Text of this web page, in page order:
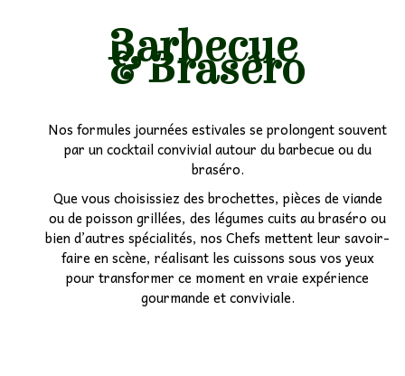
Barbecue
& Braséro
Nos formules journées estivales se prolongent souvent
par un cocktail convivial autour du barbecue ou du
braséro.
Que vous choisissiez des brochettes, pièces de viande
ou de poisson grillées, des légumes cuits au braséro ou
bien d’autres spécialités, nos Chefs mettent leur savoir-
faire en scène, réalisant les cuissons sous vos yeux
pour transformer ce moment en vraie expérience
gourmande et conviviale.